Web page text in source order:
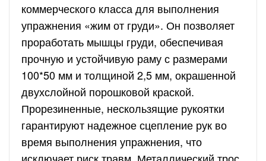
коммерческого класса для выполнения
упражнения «жим от груди». Он позволяет
проработать мышцы груди, обеспечивая
прочную и устойчивую раму с размерами
100*50 мм и толщиной 2,5 мм, окрашенной
двухслойной порошковой краской.
Прорезиненные, нескользящие рукоятки
гарантируют надежное сцепление рук во
время выполнения упражнения, что